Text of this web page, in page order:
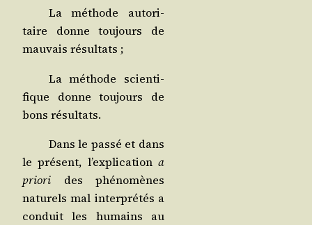
La méthode auto­ri­
taire donne tou­jours de
mau­vais résultats ;
La méthode scien­ti­
fique donne tou­jours de
bons résultats.
Dans le pas­sé et dans
le pré­sent, l’ex­pli­ca­tion a
prio­ri des phé­no­mènes
natu­rels mal inter­pré­tés a
conduit les humains au